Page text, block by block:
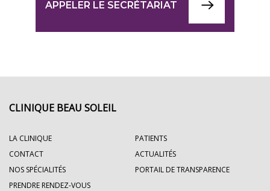
APPELER LE SECRÉTARIAT
CLINIQUE BEAU SOLEIL
LA CLINIQUE
PATIENTS
CONTACT
ACTUALITÉS
NOS SPÉCIALITÉS
PORTAIL DE TRANSPARENCE
PRENDRE RENDEZ-VOUS